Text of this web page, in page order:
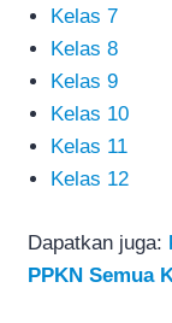
Kelas 7
Kelas 8
Kelas 9
Kelas 10
Kelas 11
Kelas 12
Dapatkan juga:
PPKN Semua